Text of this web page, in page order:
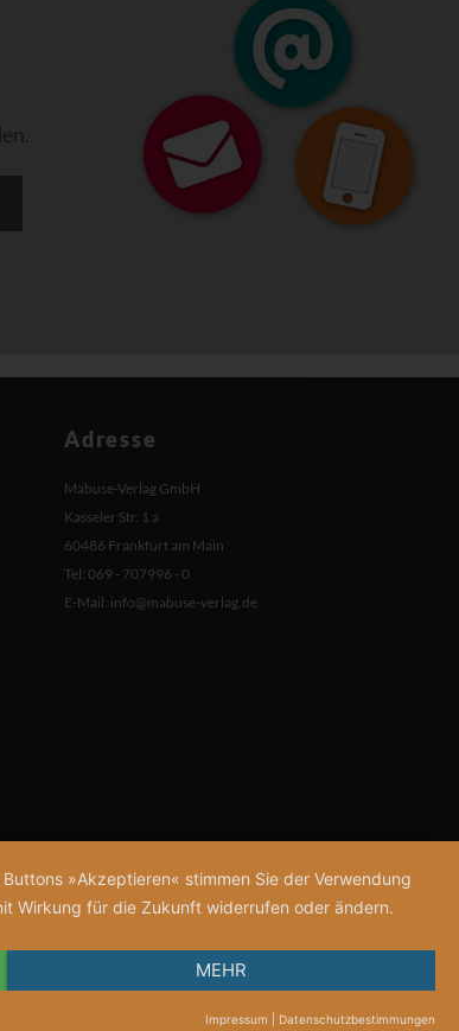
Adresse
Mabuse-Verlag GmbH
Kasseler Str. 1 a
60486 Frankfurt am Main
Tel: 069 - 707996 - 0
E-Mail: info@mabuse-verlag.de
»Akzeptieren« stimmen Sie der Verwendung
Wirkung für die Zukunft widerrufen oder ändern.
MEHR
Impressum Datenschutzbestimmungen